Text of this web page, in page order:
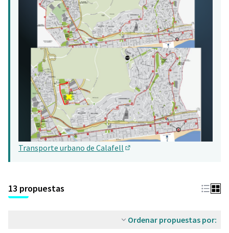
Transporte urbano de Calafell
13 propuestas
Ordenar propuestas por: